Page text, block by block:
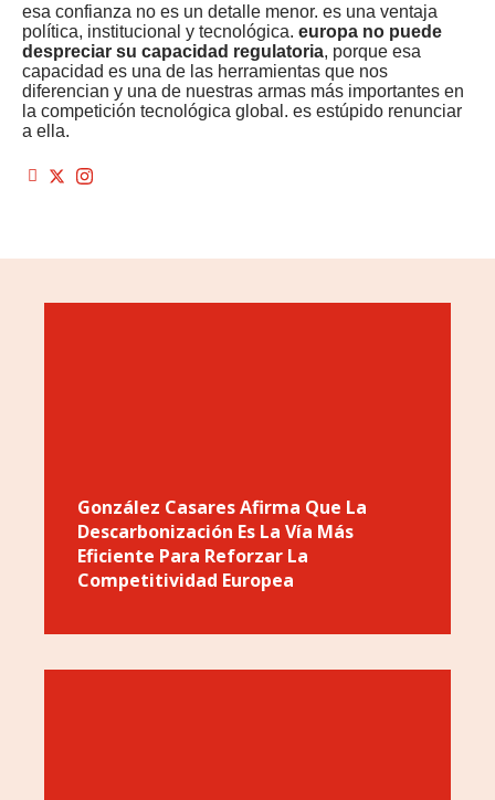
esa confianza no es un detalle menor. es una ventaja
política, institucional y tecnológica. europa no puede
despreciar su capacidad regulatoria, porque esa
capacidad es una de las herramientas que nos
diferencian y una de nuestras armas más importantes en
la competición tecnológica global. es estúpido renunciar
a ella.
González Casares Afirma Que La
Descarbonización Es La Vía Más
Eficiente Para Reforzar La
Competitividad Europea